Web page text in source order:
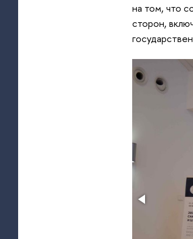
на том, что
сторон,